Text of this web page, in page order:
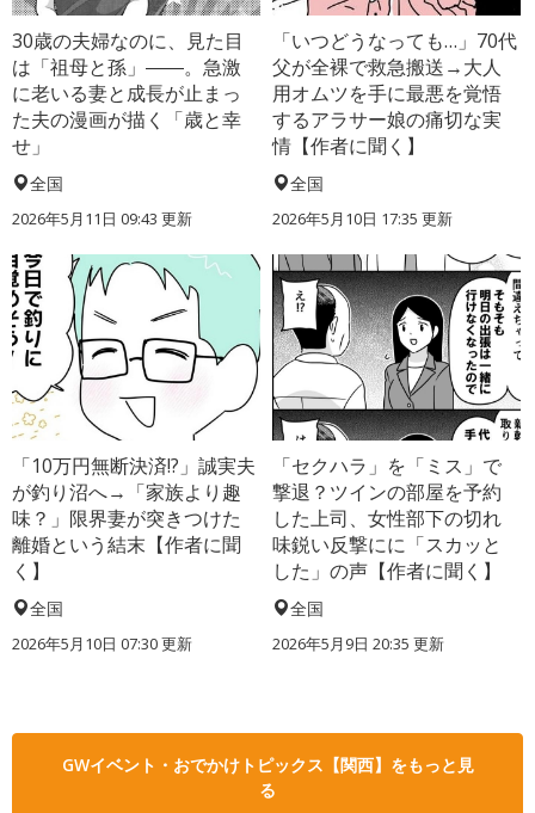
30歳の夫婦なのに、見た目
は「祖母と孫」――。急激
に老いる妻と成長が止まっ
た夫の漫画が描く「歳と幸
せ」
全国
2026年5月11日 09:43 更新
「いつどうなっても…」70代
父が全裸で救急搬送→大人
用オムツを手に最悪を覚悟
するアラサー娘の痛切な実
情【作者に聞く】
全国
2026年5月10日 17:35 更新
「10万円無断決済!?」誠実夫
が釣り沼へ→「家族より趣
味？」限界妻が突きつけた
離婚という結末【作者に聞
く】
全国
2026年5月10日 07:30 更新
「セクハラ」を「ミス」で
撃退？ツインの部屋を予約
した上司、女性部下の切れ
味鋭い反撃にに「スカッと
した」の声【作者に聞く】
全国
2026年5月9日 20:35 更新
GWイベント・おでかけトピックス【関西】をもっと見
る